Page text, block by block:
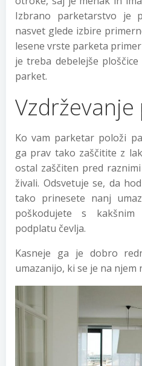
Izbrano parketarstvo je
nasvet glede izbire
lesene vrste parketa
je treba debelejše
parket.
Ko vam parketar položi
ga prav tako zaščitite z
ostal zaščiten pred
živali. Odsvetuje se, da
tako prinesete nanj
poškodujete s
podplatu čevlja.
Kasneje ga je dobro
umazanijo, ki se je na njem